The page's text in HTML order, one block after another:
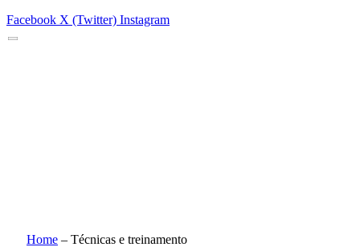
Facebook X (Twitter) Instagram
Home – Técnicas e treinamento